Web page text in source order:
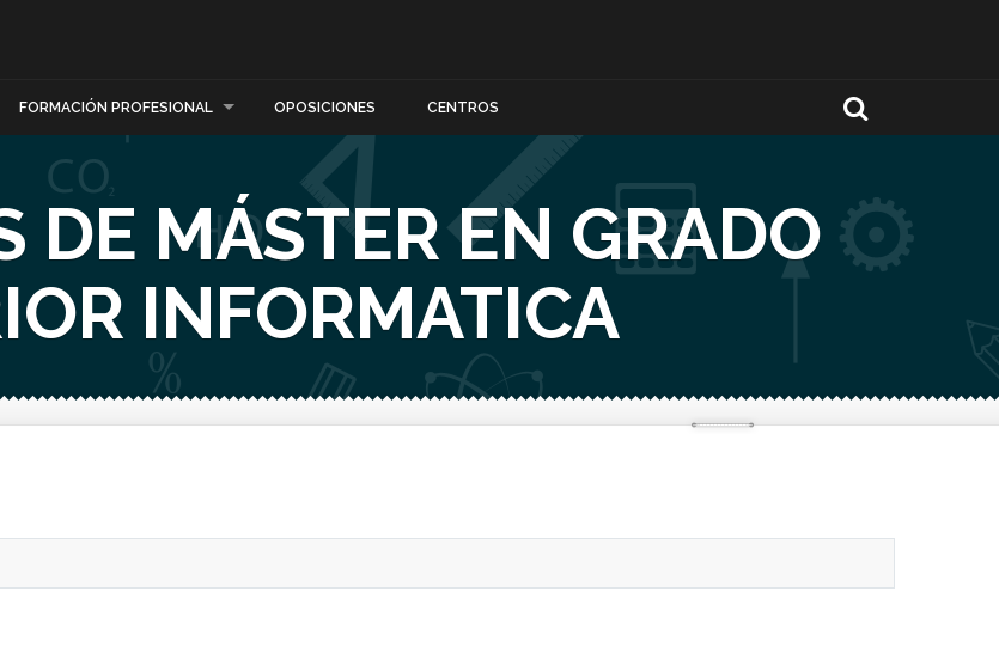
FORMACIÓN PROFESIONAL OPOSICIONES CENTROS
DE MÁSTER EN GRADO
INFORMATICA